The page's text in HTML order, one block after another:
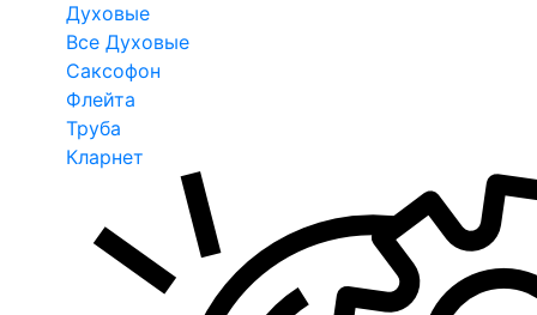
Духовые
Все Духовые
Саксофон
Флейта
Труба
Кларнет